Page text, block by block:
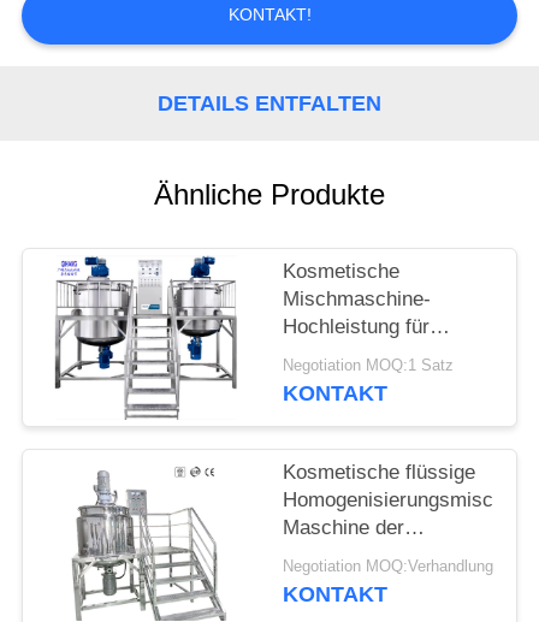
FORDERN
NACHRICHTEN
FÄLLE
KONTAKT!
DETAILS ENTFALTEN
Ähnliche Produkte
Kosmetische
Mischmaschine-
Hochleistung für
Handwäsche-
Flüssigseife
Negotiation MOQ:1 Satz
KONTAKT
Kosmetische flüssige
Maschine der
Mischmaschine-SS316
Negotiation MOQ:Verhandlung
KONTAKT